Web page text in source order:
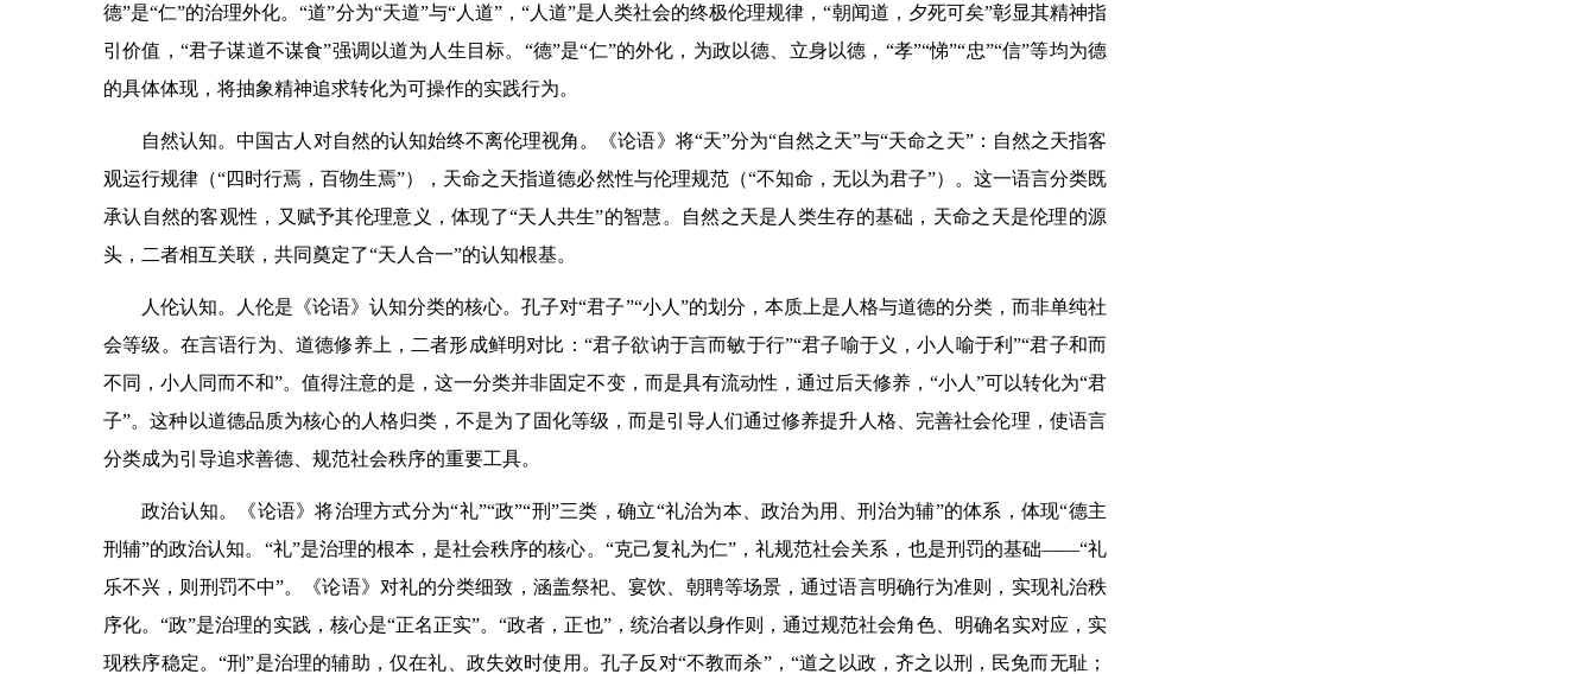
德”是“仁”的治理外化。“道”分为“天道”与“人道”，“人道”是人类社会的终极伦理规律，“朝闻道，夕死可矣”彰显其精神指
引价值，“君子谋道不谋食”强调以道为人生目标。“德”是“仁”的外化，为政以德、立身以德，“孝”“悌”“忠”“信”等均为德
的具体体现，将抽象精神追求转化为可操作的实践行为。
自然认知。中国古人对自然的认知始终不离伦理视角。《论语》将“天”分为“自然之天”与“天命之天”：自然之天指客
观运行规律（“四时行焉，百物生焉”），天命之天指道德必然性与伦理规范（“不知命，无以为君子”）。这一语言分类既
承认自然的客观性，又赋予其伦理意义，体现了“天人共生”的智慧。自然之天是人类生存的基础，天命之天是伦理的源
头，二者相互关联，共同奠定了“天人合一”的认知根基。
人伦认知。人伦是《论语》认知分类的核心。孔子对“君子”“小人”的划分，本质上是人格与道德的分类，而非单纯社
会等级。在言语行为、道德修养上，二者形成鲜明对比：“君子欲讷于言而敏于行”“君子喻于义，小人喻于利”“君子和而
不同，小人同而不和”。值得注意的是，这一分类并非固定不变，而是具有流动性，通过后天修养，“小人”可以转化为“君
子”。这种以道德品质为核心的人格归类，不是为了固化等级，而是引导人们通过修养提升人格、完善社会伦理，使语言
分类成为引导追求善德、规范社会秩序的重要工具。
政治认知。《论语》将治理方式分为“礼”“政”“刑”三类，确立“礼治为本、政治为用、刑治为辅”的体系，体现“德主
刑辅”的政治认知。“礼”是治理的根本，是社会秩序的核心。“克己复礼为仁”，礼规范社会关系，也是刑罚的基础——“礼
乐不兴，则刑罚不中”。《论语》对礼的分类细致，涵盖祭祀、宴饮、朝聘等场景，通过语言明确行为准则，实现礼治秩
序化。“政”是治理的实践，核心是“正名正实”。“政者，正也”，统治者以身作则，通过规范社会角色、明确名实对应，实
现秩序稳定。“刑”是治理的辅助，仅在礼、政失效时使用。孔子反对“不教而杀”，“道之以政，齐之以刑，民免而无耻；